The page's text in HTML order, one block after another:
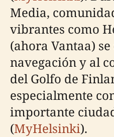
Media,
vibrantes como
(ahora Vantaa)
navegación y al
del Golfo de
especialmente
importante
(MyHelsinki).